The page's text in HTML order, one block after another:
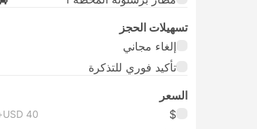
تسهيلات الحجز
إلغاء مجاني
تأكيد فوري للتذكرة
السعر
$
USD 40+